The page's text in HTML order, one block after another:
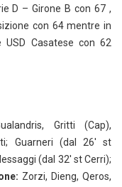
D – Girone B con 67 ,
con 64 mentre in
Casatese con 62
Gritti (Cap),
Guarneri (dal 26′ st
(dal 32′ st Cerri);
Zorzi, Dieng, Qeros,